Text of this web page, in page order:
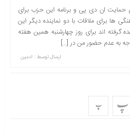
حمایت ان دی پی و برنامه این حزب برای
برای ملاقات با دو نماینده دیگر این
گرفته اند برای روز چهارشنبه همین هفته
به عدم حضور من در […]
ارسال توسط : ادمین
پ پ